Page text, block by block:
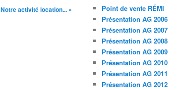
Notre activité location... »
Point de vente RÉMI
Présentation AG 2006
Présentation AG 2007
Présentation AG 2008
Présentation AG 2009
Présentation AG 2010
Présentation AG 2011
Présentation AG 2012